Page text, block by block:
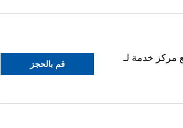
مركز خدمة لـ
قم بالحجز